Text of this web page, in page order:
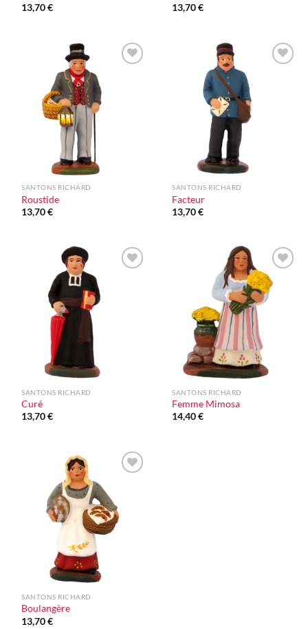
13,70€
13,70€
SANTONS RICHARD
Roustide
13,70€
SANTONS RICHARD
Facteur
13,70€
SANTONS RICHARD
Curé
13,70€
Ajouter
à la liste
d'envie
SANTONS RICHARD
Femme Mimosa
14,40€
d'envie
SANTONS RICHARD
Boulangère
13,70€